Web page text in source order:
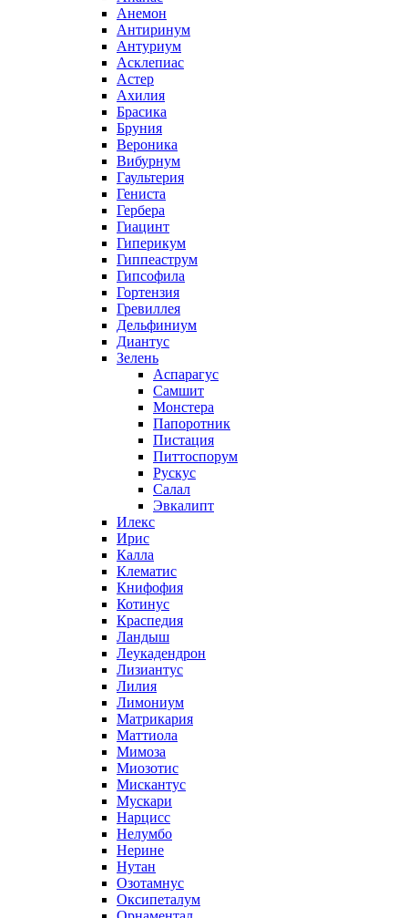
Анемон
Антиринум
Антуриум
Асклепиас
Астер
Ахилия
Брасика
Бруния
Вероника
Вибурнум
Гаультерия
Гениста
Гербера
Гиацинт
Гиперикум
Гиппеаструм
Гипсофила
Гортензия
Гревиллея
Дельфиниум
Диантус
Зелень
Аспарагус
Самшит
Монстера
Папоротник
Пистация
Питтоспорум
Рускус
Салал
Эвкалипт
Илекс
Ирис
Калла
Клематис
Книфофия
Котинус
Краспедия
Ландыш
Леукадендрон
Лизиантус
Лилия
Лимониум
Матрикария
Маттиола
Мимоза
Миозотис
Мискантус
Мускари
Нарцисс
Нелумбо
Нерине
Нутан
Озотамнус
Оксипеталум